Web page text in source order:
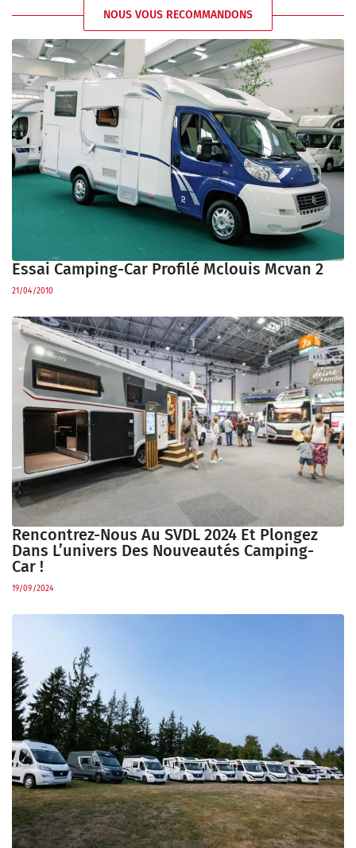
NOUS VOUS RECOMMANDONS
Essai Camping-Car Profilé Mclouis Mcvan 2
21/04/2010
Rencontrez-Nous Au SVDL 2024 Et Plongez
Dans L’univers Des Nouveautés Camping-
Car !
19/09/2024